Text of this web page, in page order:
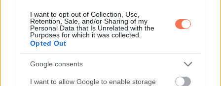
I want to opt-out of Collection, Use,
Retention, Sale, and/or Sharing of my
Personal Data that Is Unrelated with the
Purposes for which it was collected.
Opted Out
Google consents
I want to allow Google to enable storage